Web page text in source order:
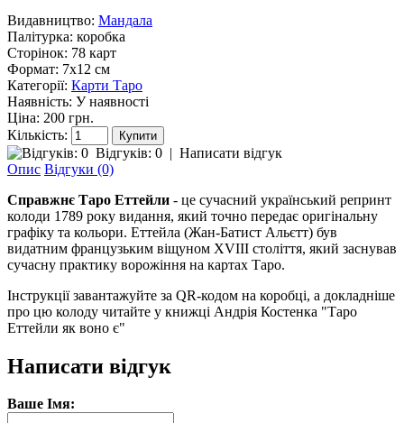
Видавництво: Мандала
Палітурка: коробка
Сторінок: 78 карт
Формат: 7х12 см
Категорії: Карти Таро
Наявність: У наявності
Ціна: 200 грн.
Кількість:
Відгуків: 0 | Написати відгук
Опис Відгуки (0)
Справжнє Таро Еттейли - це сучасний український репринт
колоди 1789 року видання, який точно передає оригінальну
графіку та кольори. Еттейла (Жан-Батист Альєтт) був
видатним французьким віщуном XVIII століття, який заснував
сучасну практику ворожіння на картах Таро.
Інструкції завантажуйте за QR-кодом на коробці, а докладніше
про цю колоду читайте у книжці Андрія Костенка "Таро
Еттейли як воно є"
Написати відгук
Ваше Імя: